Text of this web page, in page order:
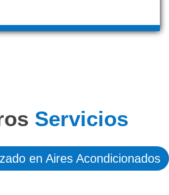
Servicios
en Aires Acondicionados